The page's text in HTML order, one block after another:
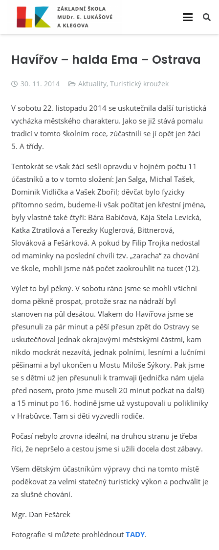
Havířov – halda Ema – Ostrava
30. 11. 2014 Aktuality,Turistický kroužek
V sobotu 22. listopadu 2014 se uskutečnila další turistická
vycházka městského charakteru. Jako se již stává pomalu
tradicí v tomto školním roce, zúčastnili se jí opět jen žáci
5. A třídy.
Tentokrát se však žáci sešli opravdu v hojném počtu 11
účastníků a to v tomto složení: Jan Salga, Michal Tašek,
Dominik Vidlička a Vašek Zbořil; děvčat bylo fyzicky
přítomno sedm, budeme-li však počítat jen křestní jména,
byly vlastně také čtyři: Bára Babičová, Kája Stela Levická,
Katka Ztratilová a Terezky Kuglerová, Bittnerová,
Slováková a Fešárková. A pokud by Filip Trojka nedostal
od maminky na poslední chvíli tzv. „zaracha“ za chování
ve škole, mohli jsme náš počet zaokrouhlit na tucet (12).
Výlet to byl pěkný. V sobotu ráno jsme se mohli všichni
doma pěkně prospat, protože sraz na nádraží byl
stanoven na půl desátou. Vlakem do Havířova jsme se
přesunuli za pár minut a pěší přesun zpět do Ostravy se
uskutečňoval jednak okrajovými městskými částmi, kam
nikdo mockrát nezavítá, jednak polními, lesními a lučními
pěšinami a byl ukončen u Mostu Miloše Sýkory. Pak jsme
se s dětmi už jen přesunuli k tramvaji (jednička nám ujela
před nosem, proto jsme museli 20 minut počkat na další)
a 15 minut po 16. hodině jsme už vystupovali u polikliniky
v Hrabůvce. Tam si děti vyzvedli rodiče.
Počasí nebylo zrovna ideální, na druhou stranu je třeba
říci, že nepršelo a cestou jsme si užili docela dost zábavy.
Všem dětským účastníkům výpravy chci na tomto místě
poděkovat za velmi statečný turistický výkon a pochválit je
za slušné chování.
Mgr. Dan Fešárek
Fotografie si můžete prohlédnout TADY.